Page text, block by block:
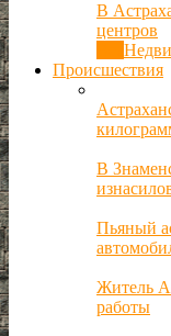
В
центров
Происшествия
В
Пьяный
Житель
работы